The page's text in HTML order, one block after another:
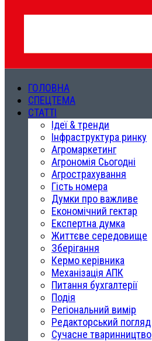
ГОЛОВНА
СПЕЦТЕМА
СТАТТІ
Ідеї & тренди
Інфраструктура ринку
Агромаркетинг
Агрономія Сьогодні
Агрострахування
Гість номера
Думки про важливе
Економічний гектар
Експертна думка
Життєве середовище
Зберігання
Кермо керівника
Механізація АПК
Питання бухгалтерії
Подія
Регіональний вимір
Редакторський погляд
Сучасне тваринництво